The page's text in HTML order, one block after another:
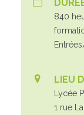
840
LIEU
Lycée
1 rue